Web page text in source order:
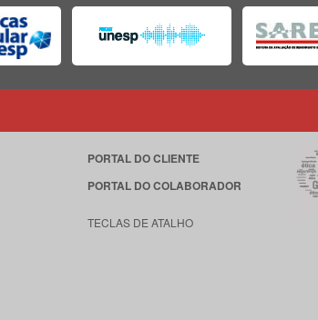
PORTAL DO CLIENTE
PORTAL DO COLABORADOR
TECLAS DE ATALHO